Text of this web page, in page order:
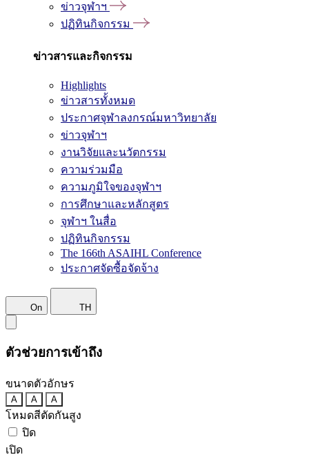
ข่าวจุฬาฯ
ปฏิทินกิจกรรม
ข่าวสารและกิจกรรม
Highlights
ข่าวสารทั้งหมด
ประกาศจุฬาลงกรณ์มหาวิทยาลัย
ข่าวจุฬาฯ
งานวิจัยและนวัตกรรม
ความร่วมมือ
ความภูมิใจของจุฬาฯ
การศึกษาและหลักสูตร
จุฬาฯ ในสื่อ
ปฏิทินกิจกรรม
The 166th ASAIHL Conference
ประกาศจัดซื้อจัดจ้าง
On TH
ตัวช่วยการเข้าถึง
ขนาดตัวอักษร
A A A
โหมดสีตัดกันสูง
ปิด
เปิด